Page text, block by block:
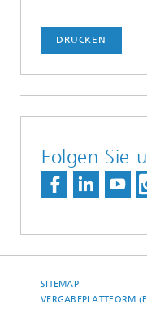
DRUCKEN
Folgen Sie
SITEMAP
VERGABEPLATTFORM